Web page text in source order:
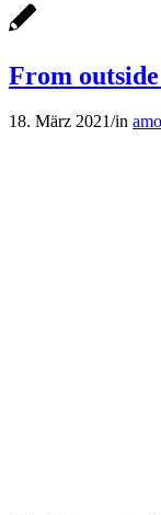
From
18. März 2021/in